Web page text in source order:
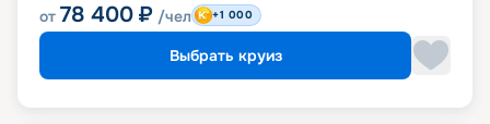
от 78 400 ₽ /чел +1 000
Выбрать круиз